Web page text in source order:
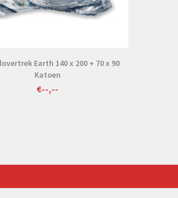
Earth 140 x 200 + 70 x 90
Katoen
€--,--